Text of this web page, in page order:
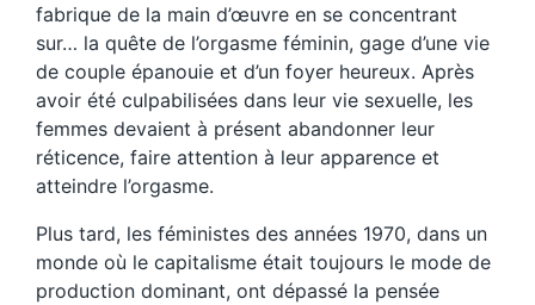
fabrique de la main d’œuvre en se concentrant
sur… la quête de l’orgasme féminin, gage d’une vie
de couple épanouie et d’un foyer heureux. Après
avoir été culpabilisées dans leur vie sexuelle, les
femmes devaient à présent abandonner leur
réticence, faire attention à leur apparence et
atteindre l’orgasme.
Plus tard, les féministes des années 1970, dans un
monde où le capitalisme était toujours le mode de
production dominant, ont dépassé la pensée